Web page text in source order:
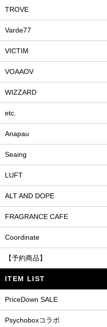
TROVE
Varde77
VICTIM
VOAAOV
WIZZARD
etc.
Anapau
Seaing
LUFT
ALT AND DOPE
FRAGRANCE CAFE
Coordinate
【予約商品】
ITEM LIST
PriceDown SALE
Psychoboxコラボ